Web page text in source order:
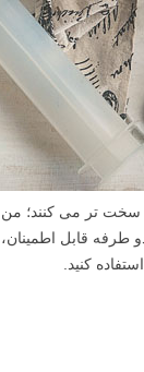
سخت تر می کنند؛ من
قابل
کنید.